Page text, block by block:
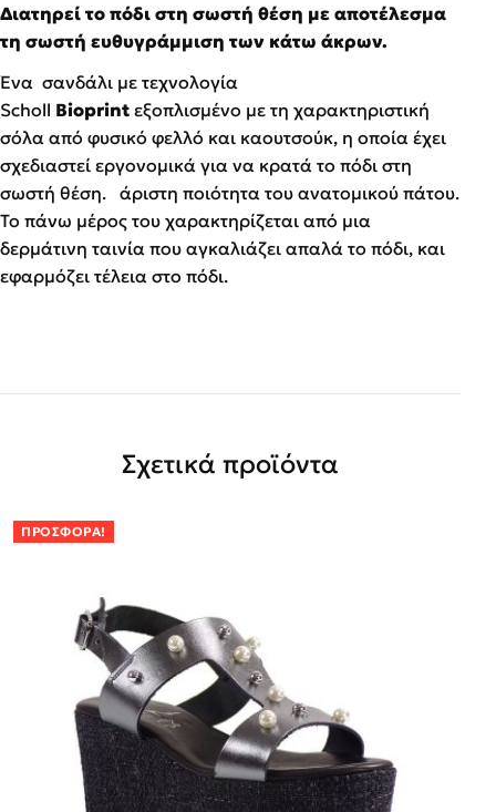
Διατηρεί το πόδι στη σωστή θέση με αποτέλεσμα
τη σωστή ευθυγράμμιση των κάτω άκρων.
Ένα σανδάλι με τεχνολογία
Scholl Bioprint εξοπλισμένο με τη χαρακτηριστική
σόλα από φυσικό φελλό και καουτσούκ, η οποία έχει
σχεδιαστεί εργονομικά για να κρατά το πόδι στη
σωστή θέση. άριστη ποιότητα του ανατομικού πάτου.
Το πάνω μέρος του χαρακτηρίζεται από μια
δερμάτινη ταινία που αγκαλιάζει απαλά το πόδι, και
εφαρμόζει τέλεια στο πόδι.
Σχετικά προϊόντα
ΠΡΟΣΦΟΡΆ!